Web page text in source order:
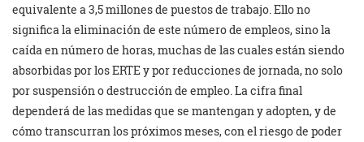
equivalente a 3,5 millones de puestos de trabajo. Ello no
significa la eliminación de este número de empleos, sino la
caída en número de horas, muchas de las cuales están siendo
absorbidas por los ERTE y por reducciones de jornada, no solo
por suspensión o destrucción de empleo. La cifra final
dependerá de las medidas que se mantengan y adopten, y de
cómo transcurran los próximos meses, con el riesgo de poder